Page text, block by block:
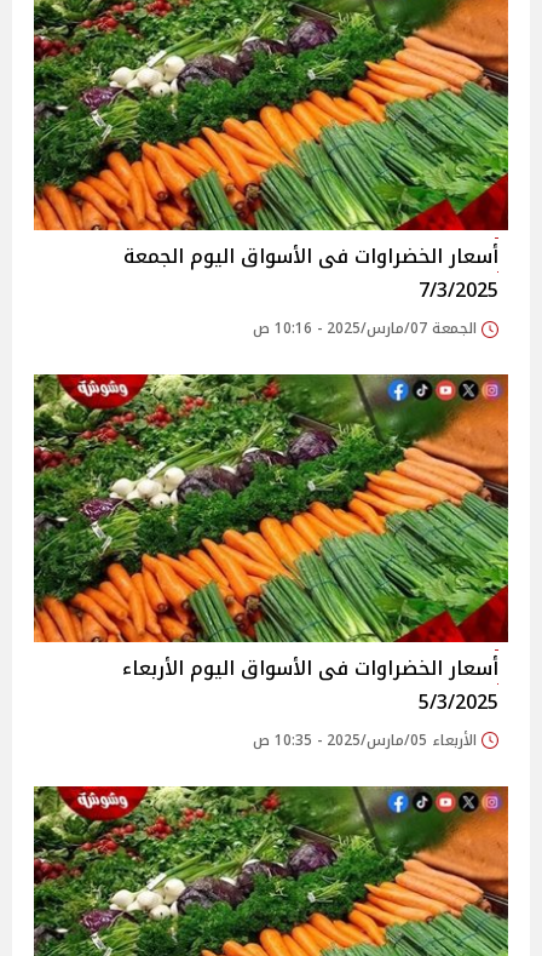
أسعار الخضراوات فى الأسواق‎‎ اليوم الجمعة
7/3/2025
الجمعة 07/مارس/2025 - 10:16 ص
أسعار الخضراوات فى الأسواق‎‎ اليوم الأربعاء
5/3/2025
الأربعاء 05/مارس/2025 - 10:35 ص